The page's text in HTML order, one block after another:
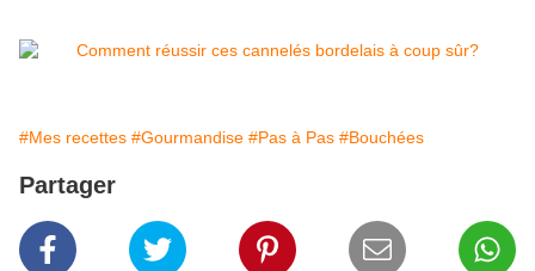
#Mes recettes #Gourmandise #Pas à Pas #Bouchées
Partager